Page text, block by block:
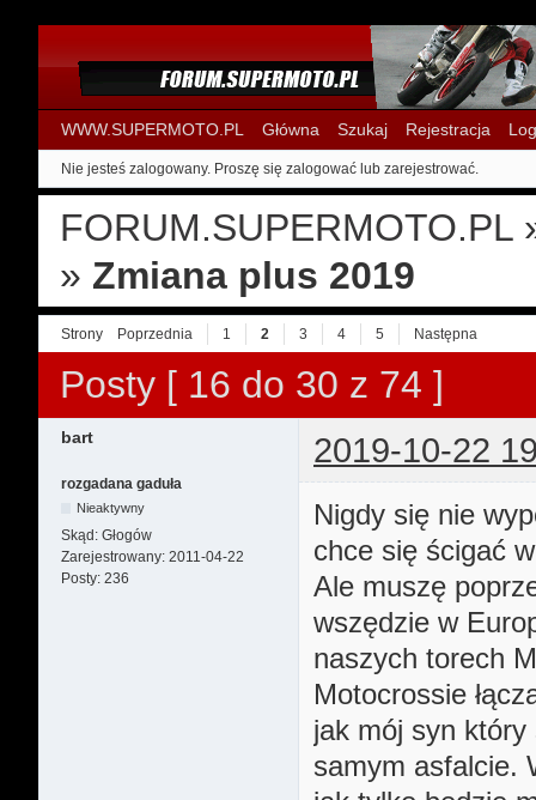
WWW.SUPERMOTO.PL Główna Szukaj Rejestracja
Nie jesteś zalogowany. Proszę się zalogować lub zarejestrować.
FORUM.SUPERMOTO.PL
» Zmiana plus 2019
Strony Poprzednia 1 2 3 4 5 Następna
Posty [ 16 do 30 z 74 ]
bart 2019-10-22
rozgadana gaduła
Nieaktywny
Skąd: Głogów
Zarejestrowany: 2011-04-22
Posty: 236
Nigdy się nie
chce się ścigać
Ale muszę
wszędzie w
naszych torech
Motocrossie
jak mój syn który
samym asfalcie.